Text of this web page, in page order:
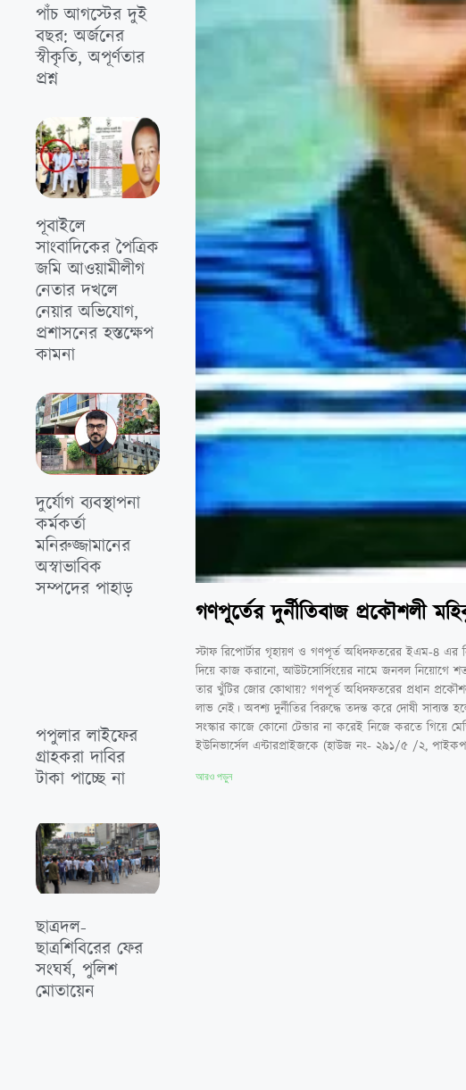
পাঁচ আগস্টের দুই
বছর: অর্জনের
স্বীকৃতি, অপূর্ণতার
প্রশ্ন
পূবাইলে
সাংবাদিকের পৈত্রিক
জমি আওয়ামীলীগ
নেতার দখলে
নেয়ার অভিযোগ,
প্রশাসনের হস্তক্ষেপ
কামনা
দুর্যোগ ব্যবস্থাপনা
কর্মকর্তা
মনিরুজ্জামানের
অস্বাভাবিক
সম্পদের পাহাড়
পপুলার লাইফের
গ্রাহকরা দাবির
টাকা পাচ্ছে না
ছাত্রদল-
ছাত্রশিবিরের ফের
সংঘর্ষ, পুলিশ
মোতায়েন
গণপূর্তের দুর্নীতিবাজ প্রকৌশলী
স্টাফ রিপোর্টার গৃহায়ণ ও গণপূর্ত অধিদফতরের ইএম-৪ এর
দিয়ে কাজ করানো, আউটসোর্সিংয়ের নামে জনবল নিয়োগে
তার খুঁটির জোর কোথায়? গণপূর্ত অধিদফতরের প্রধান
লাভ নেই। অবশ্য দুর্নীতির বিরুদ্ধে তদন্ত করে দোষী সাব্যস্ত
সংস্কার কাজে কোনো টেন্ডার না করেই নিজে করতে গিয়ে
ইউনিভার্সেল এন্টারপ্রাইজকে (হাউজ নং- ২৯১/৫ /২,
আরও পড়ুন